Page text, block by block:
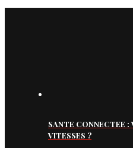
SANTE CONNECTEE :
VITESSES ?